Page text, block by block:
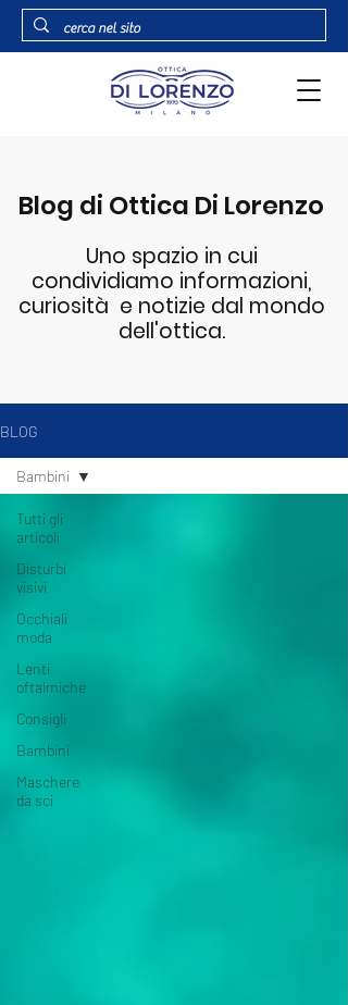
Blog di Ottica Di Lorenzo
Uno spazio in cui
condividiamo informazioni,
curiosità e notizie dal mondo
dell'ottica.
BLOG
Tutti gli
articoli
Disturbi
visivi
Occhiali
moda
Lenti
oftalmiche
Consigli
Bambini
Maschere
da sci
Bambini